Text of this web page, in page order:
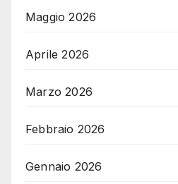
Maggio 2026
Aprile 2026
Marzo 2026
Febbraio 2026
Gennaio 2026